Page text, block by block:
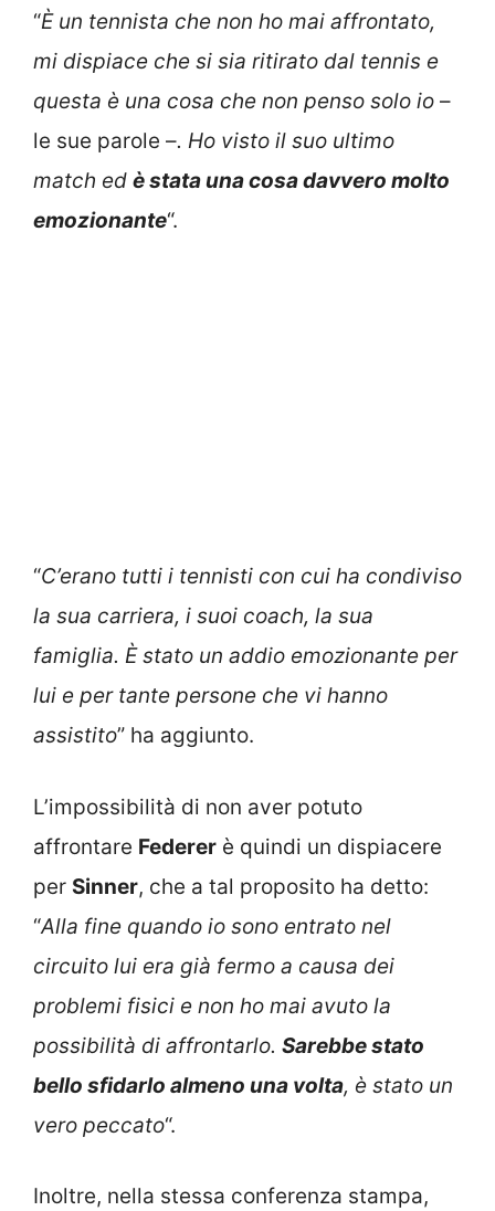
“È un tennista che non ho mai affrontato,
mi dispiace che si sia ritirato dal tennis e
questa è una cosa che non penso solo io –
le sue parole –. Ho visto il suo ultimo
match ed è stata una cosa davvero molto
emozionante“.
“C’erano tutti i tennisti con cui ha condiviso
la sua carriera, i suoi coach, la sua
famiglia. È stato un addio emozionante per
lui e per tante persone che vi hanno
assistito” ha aggiunto.
L’impossibilità di non aver potuto
affrontare Federer è quindi un dispiacere
per Sinner, che a tal proposito ha detto:
“Alla fine quando io sono entrato nel
circuito lui era già fermo a causa dei
problemi fisici e non ho mai avuto la
possibilità di affrontarlo. Sarebbe stato
bello sfidarlo almeno una volta, è stato un
vero peccato“.
Inoltre, nella stessa conferenza stampa,